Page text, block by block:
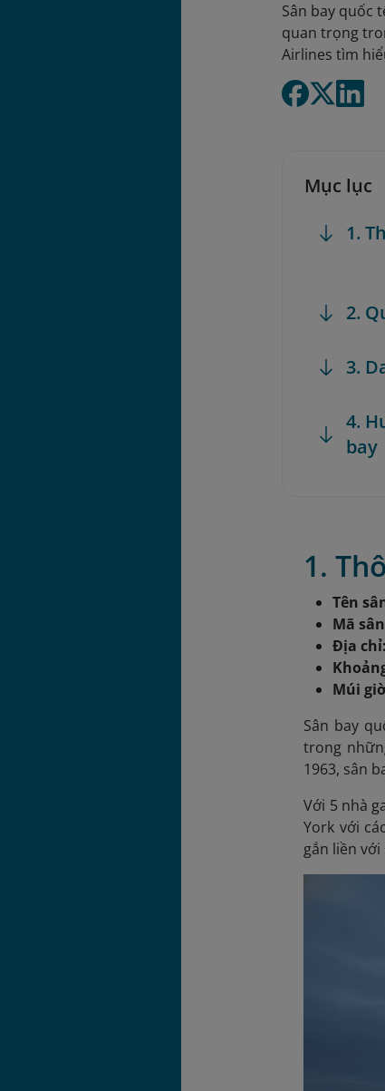
Sân bay quốc
quan trọng
Airlines tìm
Mục lục
1.
2.
3.
4.
bay
1.
Tên
Mã
Địa chỉ:
Múi
Sân bay
trong
1963, sân
Với 5 nhà
York với
gắn liền